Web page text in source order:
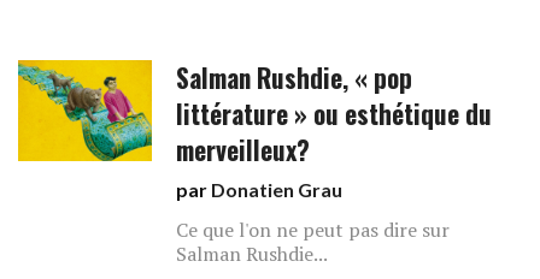
Salman Rushdie, « pop
littérature » ou esthétique du
merveilleux?
par Donatien Grau
Ce que l'on ne peut pas dire sur
Salman Rushdie...